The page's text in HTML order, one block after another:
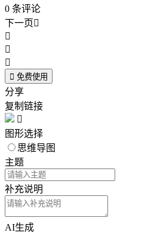
0 条评论
下一页



 免费使用
分享
复制链接

图形选择
思维导图
主题
补充说明
AI生成